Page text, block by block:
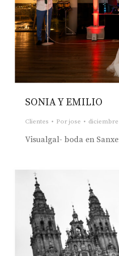
SONIA Y EMILIO
Clientes Porjose diciembre
Visualgal- boda en